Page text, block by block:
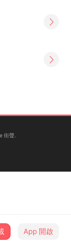
街聲.
App 開啟